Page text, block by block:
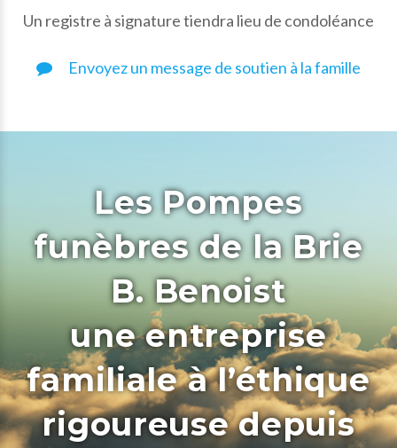
Un registre à signature tiendra lieu de condoléance
Envoyez un message de soutien à la famille
Les Pompes
funèbres de la Brie
B. Benoist
une entreprise
familiale à l’éthique
rigoureuse depuis